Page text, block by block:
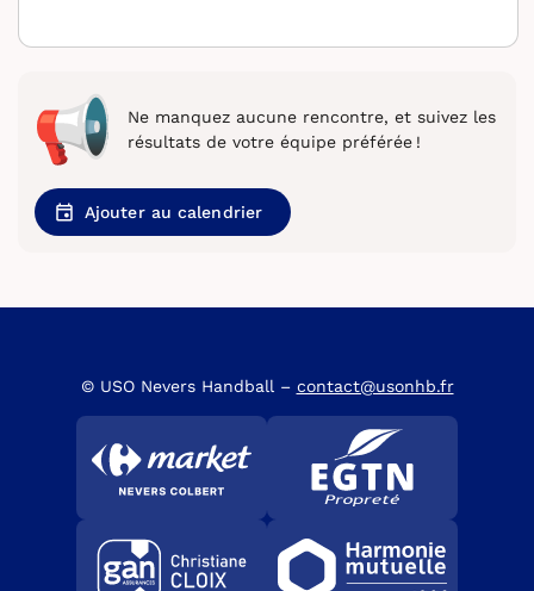
Ne manquez aucune rencontre, et suivez les
résultats de votre équipe préférée !
Ajouter au calendrier
© USO Nevers Handball – contact@usonhb.fr